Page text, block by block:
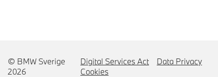
© BMW Sverige
2026
Digital Services Act
Data Privacy
Cookies